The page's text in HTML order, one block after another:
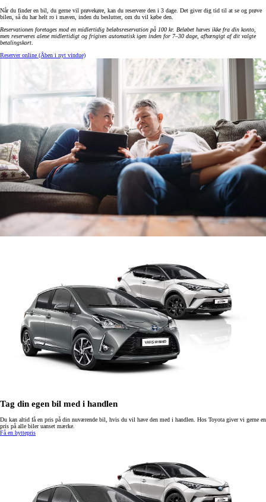
Når du finder en bil, du gerne vil prøvekøre, kan du reservere den i 3 dage. Det giver dig tid til at se og prøve
bilen, så du har helt ro i maven, inden du beslutter, om du vil købe den.
Reservationen foretages mod en midlertidig beløbsreservation på 100 kr. Beløbet hæves ikke fra din konto,
men reserveres alene midlertidigt og frigives automatisk igen inden for 7–30 dage, afhængigt af dit valgte
betalingskort.
Reserver online (Åben i nyt vindue)
Tag din egen bil med i handlen
Du kan altid få en pris på din nuværende bil, hvis du vil have den med i handlen. Hos Toyota giver vi gerne en
pris på alle biler uanset mærke.
Få en byttepris